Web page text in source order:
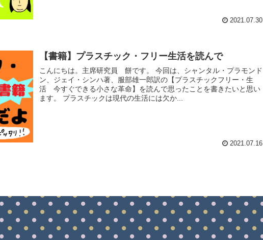
2021.07.30
【書籍】プラスチック・フリー生活を読んで
こんにちは。主席研究員 餅です。 今回は、シャンタル・プラモンド
ン、ジェイ・シンハ著、服部雄一郎訳の【プラスチックフリー・生
活 今すぐできる小さな革命】を読んで思ったことを書きたいと思い
ます。 プラスチックは現代の生活には欠か...
2021.07.16